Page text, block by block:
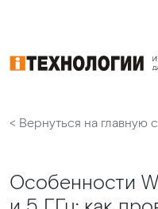
< Вернуться на главную
Особенности